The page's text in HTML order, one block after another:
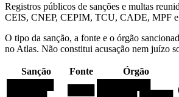
Registros públicos de sanções e multas
CEIS, CNEP, CEPIM, TCU, CADE, MPF e
O tipo da sanção, a fonte e o órgão
no Atlas. Não constitui acusação nem juízo
Sanção Fonte Órgão